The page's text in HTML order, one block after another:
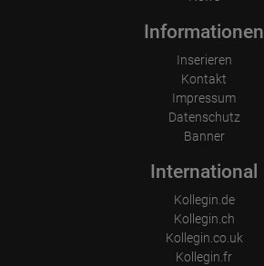
Informationen
Inserieren
Kontakt
Impressum
Datenschutz
Banner
International
Kollegin.de
Kollegin.ch
Kollegin.co.uk
Kollegin.fr